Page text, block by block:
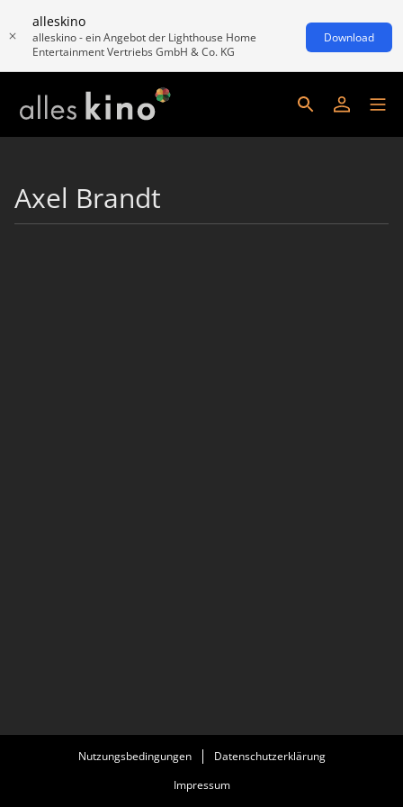
alleskino
alleskino - ein Angebot der Lighthouse Home
Entertainment Vertriebs GmbH & Co. KG
Download
Axel Brandt
Nutzungsbedingungen
Datenschutzerklärung
Impressum